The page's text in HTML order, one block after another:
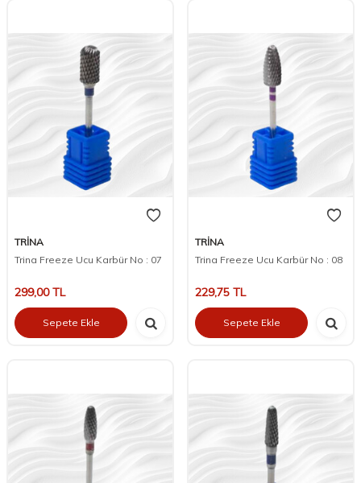
TRİNA
Trina Freeze Ucu Karbür No : 07
299,00TL
Sepete Ekle
TRİNA
Trina Freeze Ucu Karbür No : 08
229,75 TL
Sepete Ekle